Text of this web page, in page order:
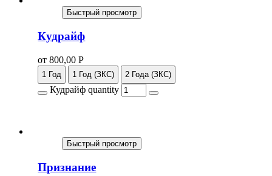
Быстрый просмотр
Кудрайф
от800,00Р
1 Год 1 Год (ЗКС) 2 Года (ЗКС)
Кудрайф quantity
Быстрый просмотр
Признание